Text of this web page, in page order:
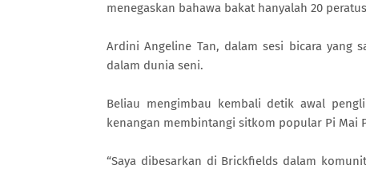
menegaskan bahawa bakat hanyalah 20
Ardini Angeline Tan, dalam sesi bicara yang
dalam dunia seni.
Beliau mengimbau kembali detik awal
kenangan membintangi sitkom popular Pi Mai
“Saya dibesarkan di Brickfields dalam